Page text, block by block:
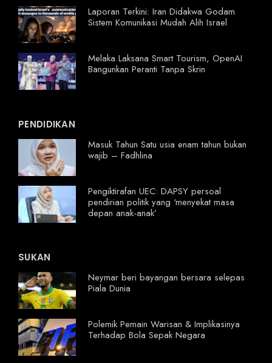
Laporan Terkini: Iran Didakwa Godam
Sistem Komunikasi Mudah Alih Israel
Melaka Laksana Smart Tourism, OpenAI
Bangunkan Peranti Tanpa Skrin
PENDIDIKAN
Masuk Tahun Satu usia enam tahun bukan
wajib – Fadhlina
Pengiktirafan UEC: DAPSY persoal
pendirian politik yang ‘menyekat masa
depan anak-anak’
SUKAN
Neymar beri bayangan bersara selepas
Piala Dunia
Polemik Pemain Warisan & Implikasinya
Terhadap Bola Sepak Negara